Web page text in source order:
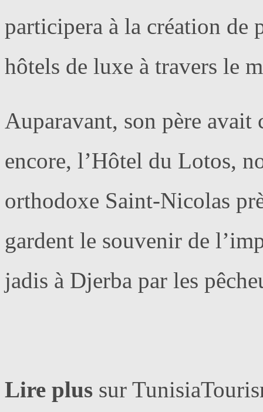
participera à la création de
hôtels de luxe à travers le
Auparavant, son père
encore, l’Hôtel du Lotos,
orthodoxe Saint-Nicolas
gardent le souvenir de
jadis à Djerba par les
Lire plus sur